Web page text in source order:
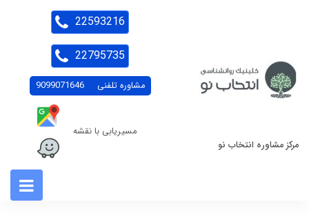
مرکز مشاوره انتخاب نو
مشاوره تلفنی 9099071646
مسیریابی با نقشه
22593216
22795735